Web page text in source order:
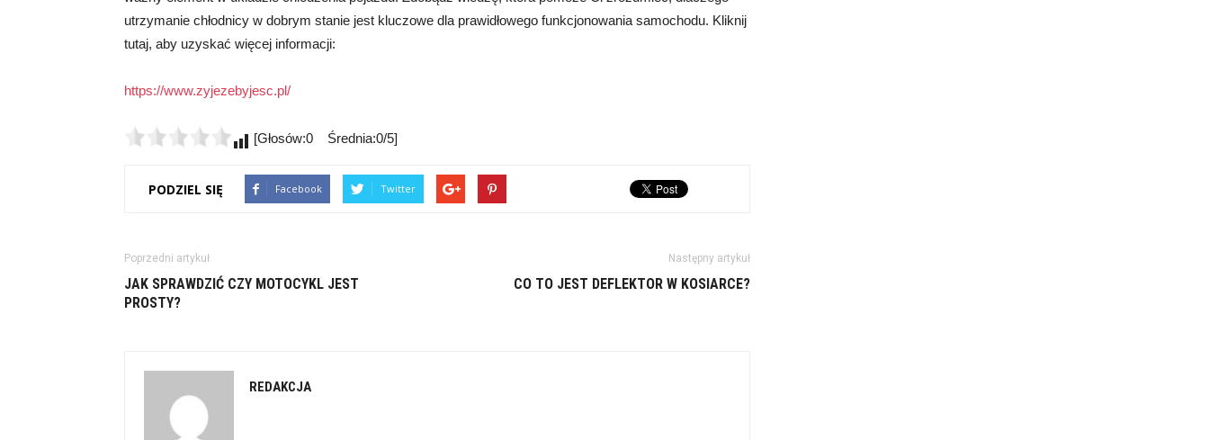
utrzymanie chłodnicy w dobrym stanie jest kluczowe dla prawidłowego funkcjonowania samochodu. Kliknij
tutaj, aby uzyskać więcej informacji:
https://www.zyjezebyjesc.pl/
[Głosów:0 Średnia:0/5]
PODZIEL SIĘ Facebook Twitter
Poprzedni artykuł
JAK SPRAWDZIĆ CZY MOTOCYKL JEST
PROSTY?
Następny artykuł
CO TO JEST DEFLEKTOR W KOSIARCE?
REDAKCJA